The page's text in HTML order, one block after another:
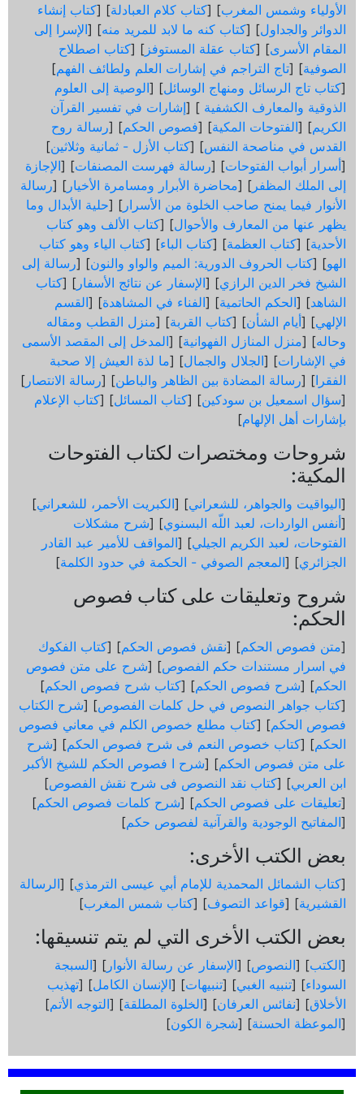
الأولياء وشمس المغرب] [كتاب كلام العبادلة] [كتاب إنشاء
الدوائر والجداول] [كتاب كنه ما لابد للمريد منه] [الإسرا إلى
المقام الأسرى] [كتاب عقلة المستوفز ] [كتاب اصطلاح
الصوفية] [تاج التراجم في إشارات العلم ولطائف الفهم]
[كتاب تاج الرسائل ومنهاج الوسائل] [الوصية إلى العلوم
الذوقية والمعارف الكشفية ] [إشارات في تفسير القرآن
الكريم] [الفتوحات المكية] [فصوص الحكم] [رسالة روح
القدس في مناصحة النفس] [كتاب الأزل - ثمانية وثلاثين]
[أسرار أبواب الفتوحات] [رسالة فهرست المصنفات] [الإجازة
إلى الملك المظفر ] [محاضرة الأبرار ومسامرة الأخيار ] [رسالة
الأنوار فيما يمنح صاحب الخلوة من الأسرار ] [حلية الأبدال وما
يظهر عنها من المعارف والأحوال] [كتاب الألف وهو كتاب
الأحدية] [كتاب العظمة] [كتاب الباء] [كتاب الياء وهو كتاب
الهو] [كتاب الحروف الدورية: الميم والواو والنون] [رسالة إلى
الشيخ فخر الدين الرازي] [الإسفار عن نتائج الأسفار ] [كتاب
الشاهد] [الحكم الحاتمية] [الفناء في المشاهدة] [القسم
الإلهي] [أيام الشأن] [كتاب القربة] [منزل القطب ومقاله
وحاله] [منزل المنازل الفهوانية] [المدخل إلى المقصد الأسمى
في الإشارات] [الجلال والجمال] [ما لذة العيش إلا صحبة
الفقرا] [رسالة المضادة بين الظاهر والباطن] [رسالة الانتصار ]
[سؤال اسمعيل بن سودكين] [كتاب المسائل] [كتاب الإعلام
بإشارات أهل الإلهام]
شروحات ومختصرات لكتاب الفتوحات
المكية:
[اليواقيت والجواهر، للشعراني] [الكبريت الأحمر، للشعراني]
[أنفس الواردات، لعبد اللّه البسنوي] [شرح مشكلات
الفتوحات، لعبد الكريم الجيلي] [المواقف للأمير عبد القادر
الجزائري] [المعجم الصوفي - الحكمة في حدود الكلمة]
شروح وتعليقات على كتاب فصوص
الحكم:
[متن فصوص الحكم] [نقش فصوص الحكم] [كتاب الفكوك
في اسرار مستندات حكم الفصوص] [شرح على متن فصوص
الحكم] [شرح فصوص الحكم] [كتاب شرح فصوص الحكم]
[كتاب جواهر النصوص في حل كلمات الفصوص] [شرح الكتاب
فصوص الحكم] [كتاب مطلع خصوص الكلم في معاني فصوص
الحكم] [كتاب خصوص النعم فى شرح فصوص الحكم] [شرح
على متن فصوص الحكم] [شرح ا فصوص الحكم للشيخ الأكبر
ابن العربي] [كتاب نقد النصوص فى شرح نقش الفصوص]
[تعليقات على فصوص الحكم] [شرح كلمات فصوص الحكم]
[المفاتيح الوجودية والقرآنیة لفصوص حكم]
بعض الكتب الأخرى:
[كتاب الشمائل المحمدية للإمام أبي عيسى الترمذي] [الرسالة
القشيرية] [قواعد التصوف] [كتاب شمس المغرب]
بعض الكتب الأخرى التي لم يتم تنسيقها:
[الكتب] [النصوص] [الإسفار عن رسالة الأنوار ] [السبجة
السوداء] [تنبيه الغبي] [تنبيهات] [الإنسان الكامل] [تهذيب
الأخلاق] [نفائس العرفان] [الخلوة المطلقة] [التوجه الأتم]
[الموعظة الحسنة] [شجرة الكون]